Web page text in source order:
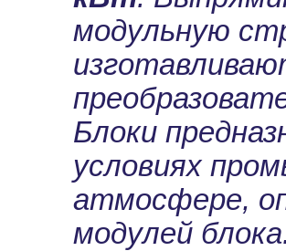
модульную
Блоки
условиях
атмосфере,
модулей